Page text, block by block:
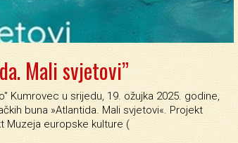
Mali svjetovi”
Kumrovec u srijedu, 19. ožujka 2025. godine,
buna »Atlantida. Mali svjetovi«. Projekt
Muzeja europske kulture (